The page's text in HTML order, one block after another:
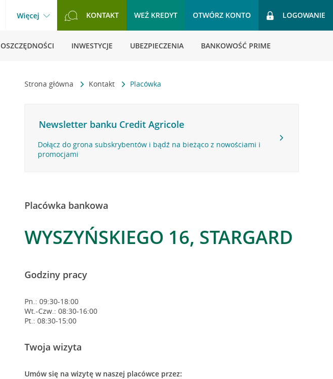
Więcej KONTAKT WEŹ KREDYT OTWÓRZ KONTO LOGOWANIE
OSZCZĘDNOŚCI INWESTYCJE UBEZPIECZENIA BANKOWOŚĆ PRIME
Strona główna Kontakt Placówka
Newsletter banku Credit Agricole
Dołącz do grona subskrybentów i bądź na bieżąco z nowościami i
promocjami
Placówka bankowa
WYSZYŃSKIEGO 16, STARGARD
Godziny pracy
Pn.: 09:30-18:00
Wt.-Czw.: 08:30-16:00
Pt.: 08:30-15:00
Twoja wizyta
Umów się na wizytę w naszej placówce przez: